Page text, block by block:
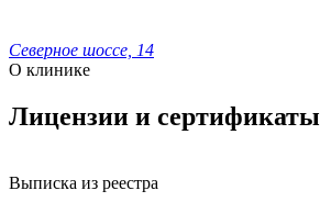
Северное шоссе, 14
О клинике
Лицензии и сертификаты
Выписка из реестра